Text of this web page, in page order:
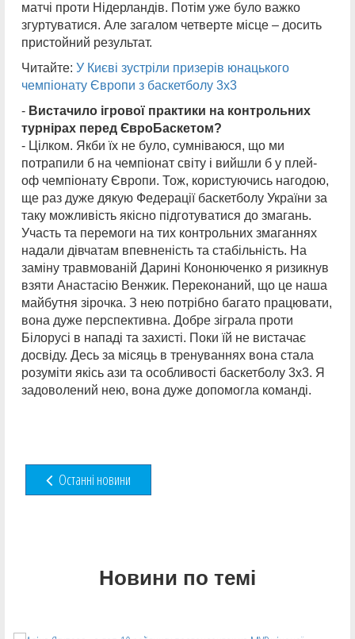
матчі проти Нідерландів. Потім уже було важко
згуртуватися. Але загалом четверте місце – досить
пристойний результат.
Читайте: У Києві зустріли призерів юнацького
чемпіонату Європи з баскетболу 3х3
- Вистачило ігрової практики на контрольних
турнірах перед ЄвроБаскетом?
- Цілком. Якби їх не було, сумніваюся, що ми
потрапили б на чемпіонат світу і вийшли б у плей-
оф чемпіонату Європи. Тож, користуючись нагодою,
ще раз дуже дякую Федерації баскетболу України за
таку можливість якісно підготуватися до змагань.
Участь та перемоги на тих контрольних змаганнях
надали дівчатам впевненість та стабільність. На
заміну травмованій Дарині Кононюченко я ризикнув
взяти Анастасію Венжик. Переконаний, що це наша
майбутня зірочка. З нею потрібно багато працювати,
вона дуже перспективна. Добре зіграла проти
Білорусі в нападі та захисті. Поки їй не вистачає
досвіду. Десь за місяць в тренуваннях вона стала
розуміти якісь ази та особливості баскетболу 3х3. Я
задоволений нею, вона дуже допомогла команді.
Останні новини
Новини по темі